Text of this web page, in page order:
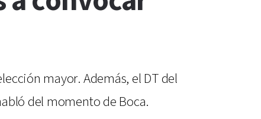
mayor. Además, el DT del
del momento de Boca.